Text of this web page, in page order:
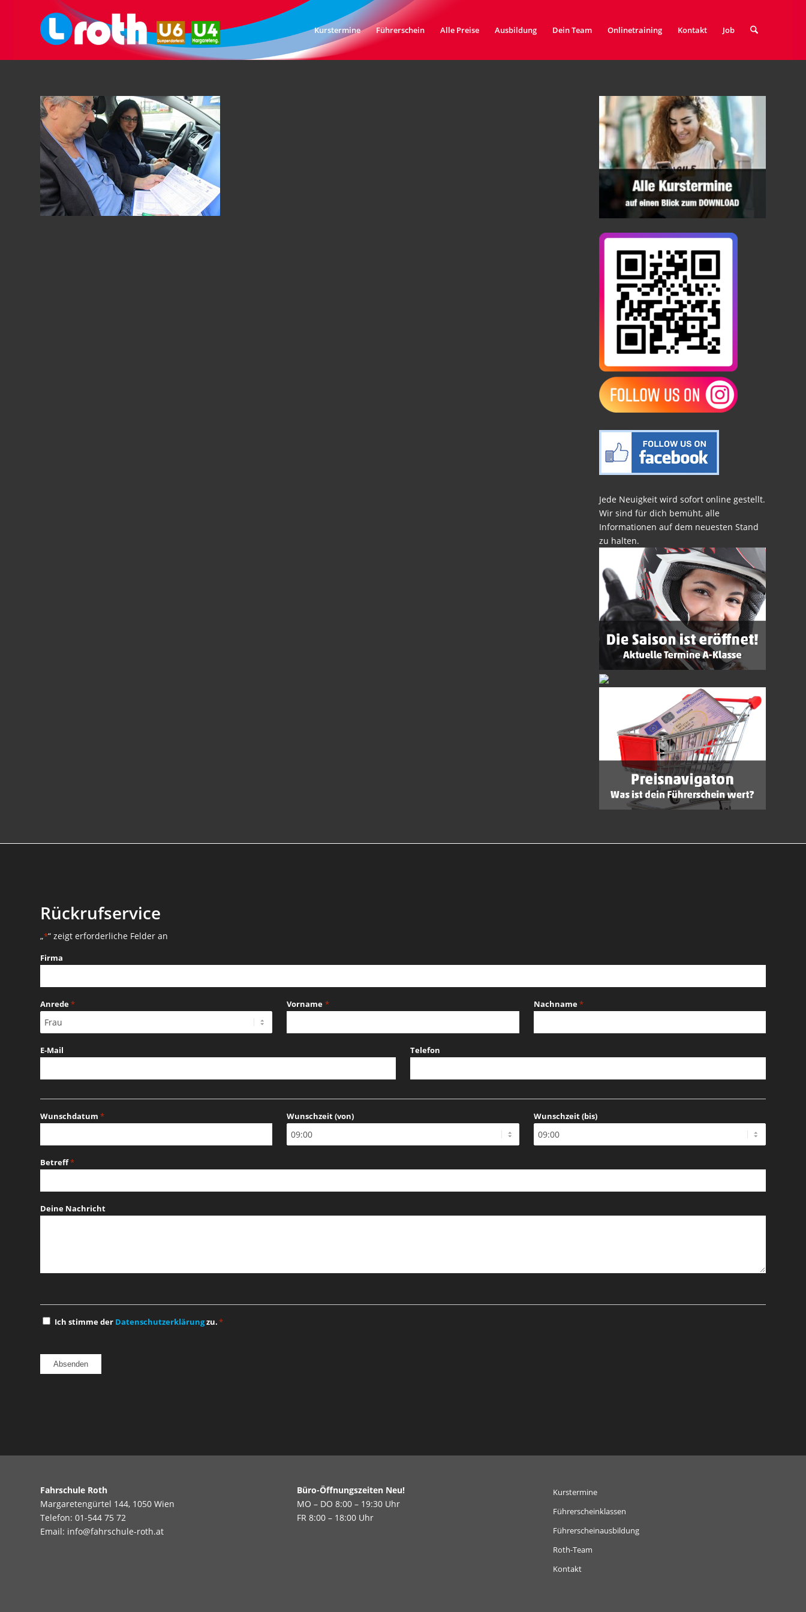
Kurstermine Führerschein Alle Preise Ausbildung Dein Team Onlinetraining Kontakt Job
Jede Neuigkeit wird sofort online gestellt.
Wir sind für dich bemüht, alle
Informationen auf dem neuesten Stand
zu halten.
Rückrufservice
„*“ zeigt erforderliche Felder an
Firma
Anrede* Vorname * Nachname*
E-Mail Telefon
Wunschdatum *
TT
JJJJ
Wunschzeit (von) Wunschzeit (bis)
Betreff*
Deine Nachricht
Einwilligung
Ich stimme der Datenschutzerklärungzu.*
Fahrschule Roth
Margaretengürtel 144, 1050 Wien
Telefon: 01-544 75 72
Email: info@fahrschule-roth.at
Büro-Öffnungszeiten Neu!
MO – DO 8:00 – 19:30 Uhr
FR 8:00 – 18:00 Uhr
Kurstermine
Führerscheinklassen
Führerscheinausbildung
Roth-Team
Kontakt